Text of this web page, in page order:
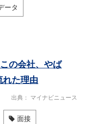
ータ
の会社、やば
れた理由
出典 マイナビニュース
面接